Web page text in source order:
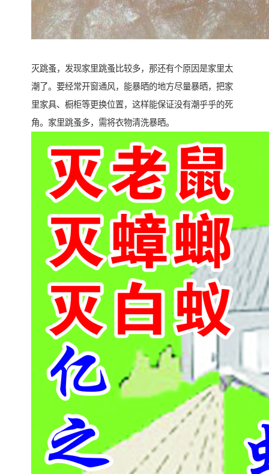
灭跳蚤，发现家里跳蚤比较多，那还有个原因是家里太
潮了。要经常开窗通风，能暴晒的地方尽量暴晒，把家
里家具、橱柜等更换位置，这样能保证没有潮乎乎的死
角。家里跳蚤多，需将衣物清洗暴晒。